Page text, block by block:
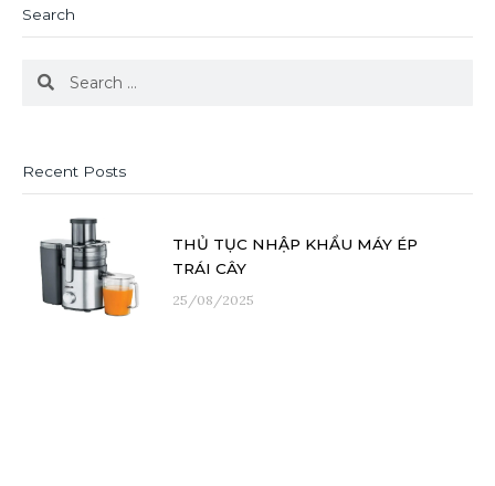
Search
Search
Recent Posts
THỦ TỤC NHẬP KHẨU MÁY ÉP
TRÁI CÂY
25/08/2025